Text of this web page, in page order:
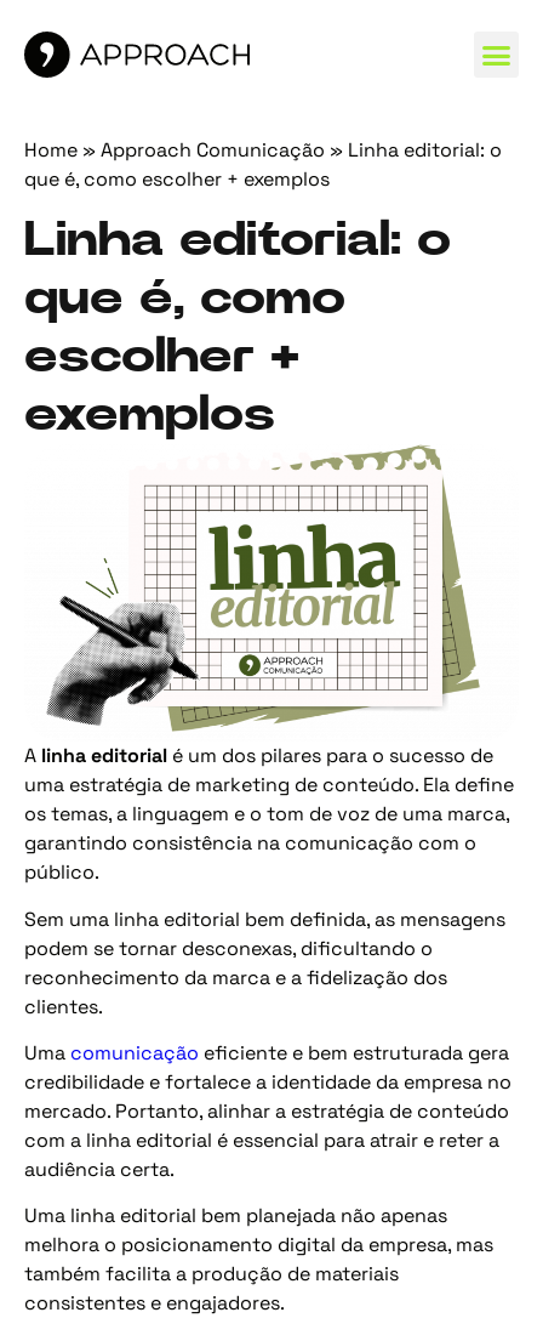
Home » Approach Comunicação » Linha editorial: o
que é, como escolher + exemplos
Linha editorial: o
que é, como
escolher +
exemplos
A linha editorial é um dos pilares para o sucesso de
uma estratégia de marketing de conteúdo. Ela define
os temas, a linguagem e o tom de voz de uma marca,
garantindo consistência na comunicação com o
público.
Sem uma linha editorial bem definida, as mensagens
podem se tornar desconexas, dificultando o
reconhecimento da marca e a fidelização dos
clientes.
Uma comunicação eficiente e bem estruturada gera
credibilidade e fortalece a identidade da empresa no
mercado. Portanto, alinhar a estratégia de conteúdo
com a linha editorial é essencial para atrair e reter a
audiência certa.
Uma linha editorial bem planejada não apenas
melhora o posicionamento digital da empresa, mas
também facilita a produção de materiais
consistentes e engajadores.